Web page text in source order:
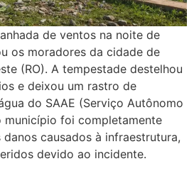
de ventos na noite de
os moradores da cidade de
(RO). A tempestade destelhou
e deixou um rastro de
do SAAE (Serviço Autônomo
município foi completamente
causados à infraestrutura,
devido ao incidente.